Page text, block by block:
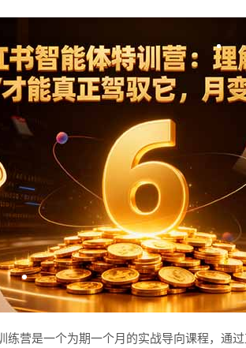
练营是一个为期一个月的实战导向课程，通